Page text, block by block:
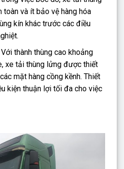
toàn và ít bảo vệ hàng hóa
kín khác trước các điều
Với thành thùng cao khoảng
xe tải thùng lửng được thiết
mặt hàng cồng kềnh. Thiết
kiện thuận lợi tối đa cho việc